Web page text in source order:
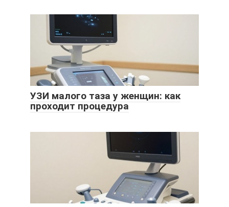
УЗИ малого таза у женщин: как
проходит процедура